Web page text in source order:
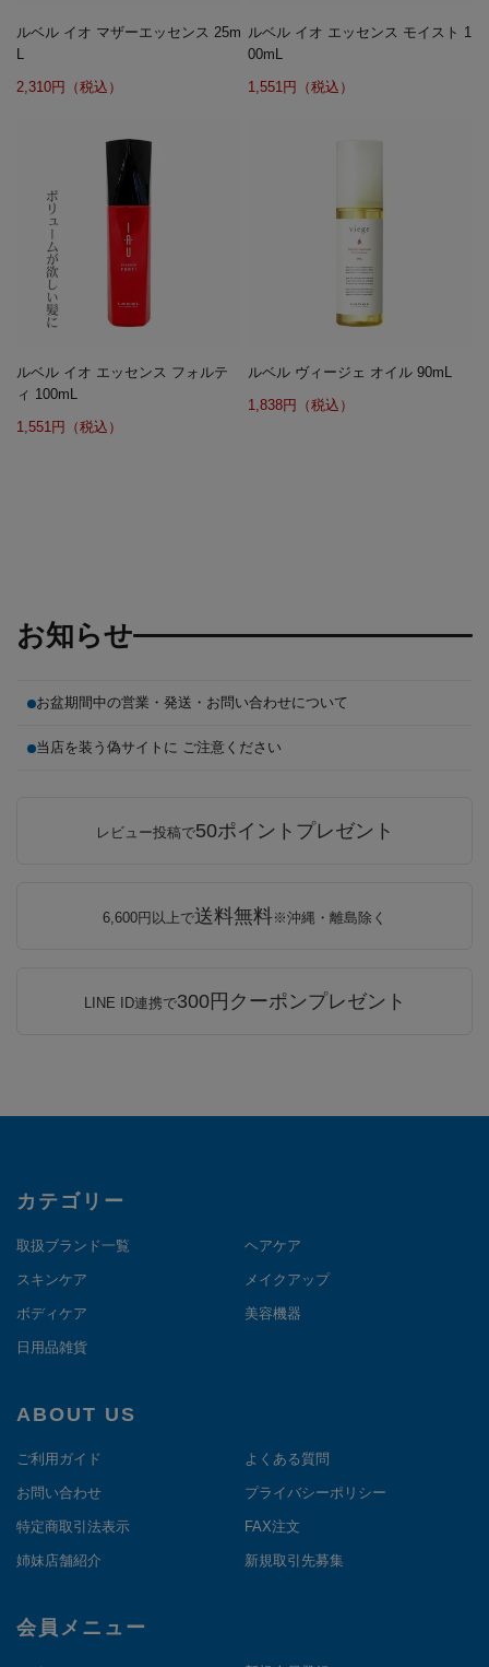
ルベル イオ マザーエッセンス 25m
L
2,310円（税込）
ルベル イオ エッセンス モイスト 1
00mL
1,551円（税込）
ルベル イオ エッセンス フォルテ
ィ 100mL
1,551円（税込）
ルベル ヴィージェ オイル 90mL
1,838円（税込）
お知らせ
お盆期間中の営業・発送・お問い合わせについて
当店を装う偽サイトに ご注意ください
レビュー投稿で50ポイントプレゼント
6,600円以上で送料無料※沖縄・離島除く
LINE ID連携で300円クーポンプレゼント
カテゴリー
取扱ブランド一覧 ヘアケア
スキンケア メイクアップ
ボディケア 美容機器
日用品雑貨
ABOUT US
ご利用ガイド よくある質問
お問い合わせ プライバシーポリシー
特定商取引法表示 FAX注文
姉妹店舗紹介 新規取引先募集
会員メニュー